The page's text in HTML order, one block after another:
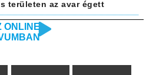
területen az avar égett
ONLINE